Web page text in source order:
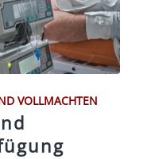
VOLLMACHTEN